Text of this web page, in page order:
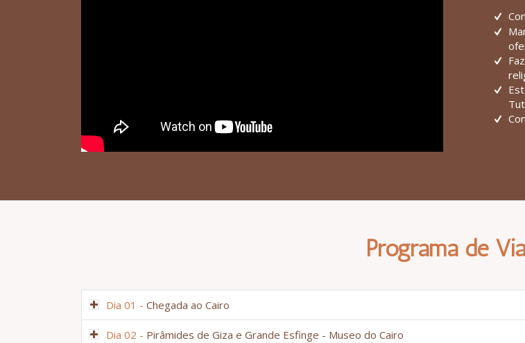
Programa de
Dia 01 - Chegada ao Cairo
Dia 02 - Pirâmides de Giza e Grande Esfinge - Museo do Cairo